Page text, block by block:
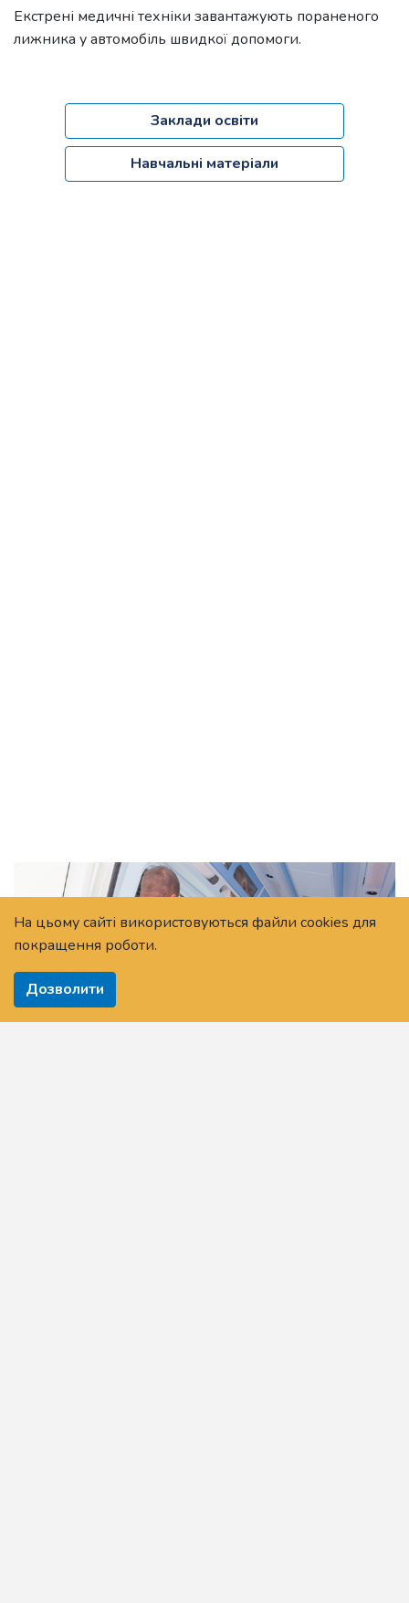
Екстрені медичні техніки завантажують пораненого
лижника у автомобіль швидкої допомоги.
Заклади освіти
Навчальні матеріали
На цьому сайті використовуються файли cookies для
покращення роботи.
Дозволити